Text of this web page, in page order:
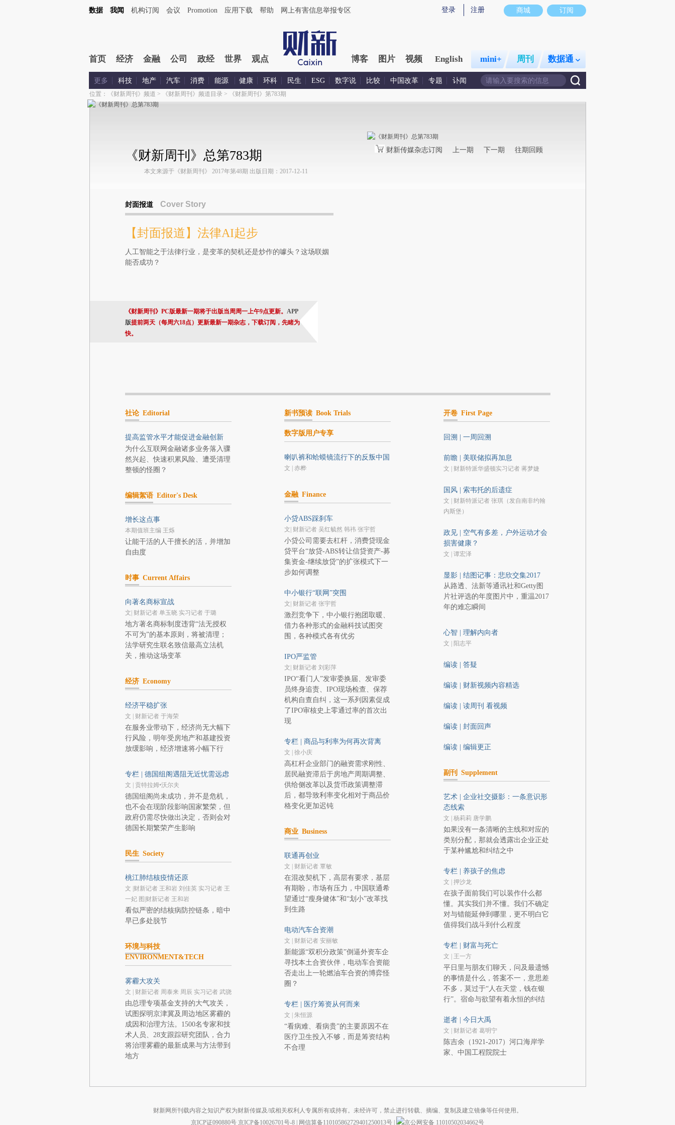
商城 订阅
登录 注册
数据 我闻 机构订阅 会议 Promotion 应用下载 帮助 网上有害信息举报专区
首页 经济 金融 公司 政经 世界 观点 博客 图片 视频 English mini+ 周刊 数据通
更多 科技 地产 汽车 消费 能源 健康 环科 民生 ESG 数字说 比较 中国改革 专题 讣闻
位置： 《财新周刊》频道 > 《财新周刊》频道目录> 《财新周刊》第783期
《财新周刊》总第783期
本文来源于《财新周刊》 2017年第48期 出版日期：2017-12-11
封面报道 Cover Story
【封面报道】法律AI起步
人工智能之于法律行业，是变革的契机还是炒作的噱头？这场联姻
能否成功？
《财新周刊》PC版最新一期将于出版当周周一上午9点更新。 APP
版提前两天（每周六18点）更新最新一期杂志，下载订阅，先睹为
快。
财新传媒杂志订阅 上一期 下一期 往期回顾
社论 Editorial
提高监管水平才能促进金融创新
为什么互联网金融诸多业务落入骤
然兴起、快速积累风险、遭受清理
整顿的怪圈？
编辑絮语 Editor's Desk
增长这点事
本期值班主编 王烁
让能干活的人干擅长的活，并增加
自由度
时事 Current Affairs
向著名商标宣战
文| 财新记者 单玉晓 实习记者 于璐
地方著名商标制度违背“法无授权
不可为”的基本原则，将被清理；
法学研究生联名致信最高立法机
关，推动这场变革
经济 Economy
经济平稳扩张
文 | 财新记者 于海荣
在服务业带动下，经济尚无大幅下
行风险，明年受房地产和基建投资
放缓影响，经济增速将小幅下行
专栏 | 德国组阁遇阻无近忧需远虑
文 | 贡特拉姆•沃尔夫
德国组阁尚未成功，并不是危机，
也不会在现阶段影响国家繁荣，但
政府仍需尽快做出决定，否则会对
德国长期繁荣产生影响
民生 Society
桃江肺结核疫情还原
文 |财新记者 王和岩 刘佳英 实习记者 王
一妃 图|财新记者 王和岩
看似严密的结核病防控链条，暗中
早已多处脱节
环境与科技
ENVIRONMENT&TECH
雾霾大攻关
文 | 财新记者 周泰来 周辰 实习记者 武骁
由总理专项基金支持的大气攻关，
试图探明京津冀及周边地区雾霾的
成因和治理方法。1500名专家和技
术人员、28支跟踪研究团队，合力
将治理雾霾的最新成果与方法带到
地方
新书预读 Book Trials
数字版用户专享
喇叭裤和蛤蟆镜流行下的反叛中国
文 | 赤桦
金融 Finance
小贷ABS踩刹车
文| 财新记者 吴红毓然 韩祎 张宇哲
小贷公司需要去杠杆，消费贷现金
贷平台“放贷-ABS转让信贷资产-募
集资金-继续放贷”的扩张模式下一
步如何调整
中小银行“联网”突围
文| 财新记者 张宇哲
激烈竞争下，中小银行抱团取暖、
借力各种形式的金融科技试图突
围，各种模式各有优劣
IPO严监管
文| 财新记者 刘彩萍
IPO“看门人”发审委换届、发审委
员终身追责、IPO现场检查、保荐
机构自查自纠，这一系列因素促成
了IPO审核史上零通过率的首次出
现
专栏 | 商品与利率为何再次背离
文 | 徐小庆
高杠杆企业部门的融资需求刚性、
居民融资滞后于房地产周期调整、
供给侧改革以及货币政策调整滞
后，都导致利率变化相对于商品价
格变化更加迟钝
商业 Business
联通再创业
文 | 财新记者 覃敏
在混改契机下，高层有要求，基层
有期盼，市场有压力，中国联通希
望通过“瘦身健体”和“划小”改革找
到生路
电动汽车合资潮
文 | 财新记者 安丽敏
新能源“双积分政策”倒逼外资车企
寻找本土合资伙伴，电动车合资能
否走出上一轮燃油车合资的博弈怪
圈？
专栏 | 医疗筹资从何而来
文 | 朱恒源
“看病难、看病贵”的主要原因不在
医疗卫生投入不够，而是筹资结构
不合理
开卷 First Page
回溯 | 一周回溯
前瞻 | 美联储拟再加息
文 | 财新特派华盛顿实习记者 蒋梦婕
国风 | 索韦托的后遗症
文 | 财新特派记者 张琪（发自南非约翰
内斯堡）
政见 | 空气有多差，户外运动才会
损害健康？
文 | 谭宏泽
显影 | 结图记事：悲欣交集2017
从路透、法新等通讯社和Getty图
片社评选的年度图片中，重温2017
年的难忘瞬间
心智 | 理解内向者
文 | 阳志平
编读 | 答疑
编读 | 财新视频内容精选
编读 | 读周刊 看视频
编读 | 封面回声
编读 | 编辑更正
副刊 Supplement
艺术 | 企业社交摄影：一条意识形
态线索
文 | 杨莉莉 唐学鹏
如果没有一条清晰的主线和对应的
类别分配，那就会透露出企业正处
于某种尴尬和纠结之中
专栏 | 养孩子的焦虑
文 | 押沙龙
在孩子面前我们可以装作什么都
懂。其实我们并不懂。我们不确定
对与错能延伸到哪里，更不明白它
值得我们战斗到什么程度
专栏 | 财富与死亡
文 | 王一方
平日里与朋友们聊天，问及最遗憾
的事情是什么，答案不一，意思差
不多，莫过于“人在天堂，钱在银
行”。宿命与欲望有着永恒的纠结
逝者 | 今日大禹
文 | 财新记者 葛明宁
陈吉余（1921-2017）河口海岸学
家、中国工程院院士
财新网所刊载内容之知识产权为财新传媒及/或相关权利人专属所有或持有。未经许可，禁止进行转载、摘编、复制及建立镜像等任何使用。
京ICP证090880号 京ICP备10026701号-8 网信算备110105862729401250013号 京公网安备 11010502034662号